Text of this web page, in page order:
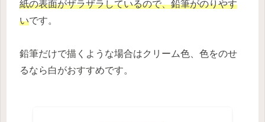
紙の表面がザラザラしているので、鉛筆がのりやす
いです。
鉛筆だけで描くような場合はクリーム色、色をのせ
るなら白がおすすめです。